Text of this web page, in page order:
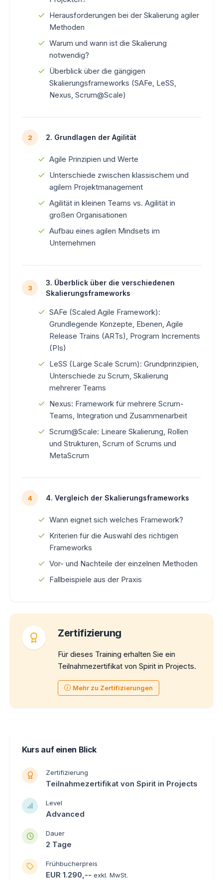
Herausforderungen bei der Skalierung agiler
Methoden
Warum und wann ist die Skalierung
notwendig?
Überblick über die gängigen
Skalierungsframeworks (SAFe, LeSS,
Nexus, Scrum@Scale)
2 2. Grundlagen der Agilität
Agile Prinzipien und Werte
Unterschiede zwischen klassischem und
agilem Projektmanagement
Agilität in kleinen Teams vs. Agilität in
großen Organisationen
Aufbau eines agilen Mindsets im
Unternehmen
3
3. Überblick über die verschiedenen
Skalierungsframeworks
SAFe (Scaled Agile Framework):
Grundlegende Konzepte, Ebenen, Agile
Release Trains (ARTs), Program Increments
(PIs)
LeSS (Large Scale Scrum): Grundprinzipien,
Unterschiede zu Scrum, Skalierung
mehrerer Teams
Nexus: Framework für mehrere Scrum-
Teams, Integration und Zusammenarbeit
Scrum@Scale: Lineare Skalierung, Rollen
und Strukturen, Scrum of Scrums und
MetaScrum
4 4. Vergleich der Skalierungsframeworks
Wann eignet sich welches Framework?
Kriterien für die Auswahl des richtigen
Frameworks
Vor- und Nachteile der einzelnen Methoden
Fallbeispiele aus der Praxis
Zertifizierung
Für dieses Training erhalten Sie ein
Teilnahmezertifikat von Spirit in Projects.
Mehr zu Zertifizierungen
Kurs auf einen Blick
Zertifizierung
Teilnahmezertifikat von Spirit in Projects
Level
Advanced
Dauer
2 Tage
Frühbucherpreis
EUR 1.290,-- exkl. MwSt.